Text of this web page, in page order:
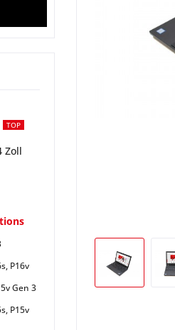
TOP
Zoll
P16v
Gen 3
P15v